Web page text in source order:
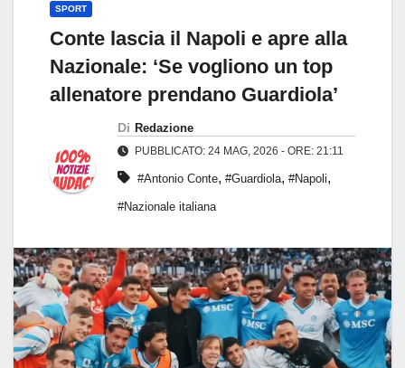
SPORT
Conte lascia il Napoli e apre alla
Nazionale: ‘Se vogliono un top
allenatore prendano Guardiola’
Di Redazione
PUBBLICATO: 24 MAG, 2026 - ORE: 21:11
#Antonio Conte, #Guardiola, #Napoli,
#Nazionale italiana